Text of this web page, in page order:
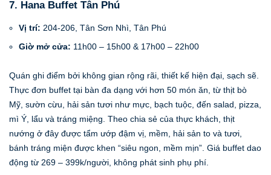
7. Hana Buffet Tân Phú
Vị trí: 204-206, Tân Sơn Nhì, Tân Phú
Giờ mở cửa: 11h00 – 15h00 & 17h00 – 22h00
Quán ghi điểm bởi không gian rộng rãi, thiết kế hiện đại, sạch sẽ.
Thực đơn buffet tại bàn đa dạng với hơn 50 món ăn, từ thịt bò
Mỹ, sườn cừu, hải sản tươi như mực, bạch tuộc, đến salad, pizza,
mì Ý, lẩu và tráng miệng. Theo chia sẻ của thực khách, thịt
nướng ở đây được tẩm ướp đậm vị, mềm, hải sản to và tươi,
bánh tráng miện được khen “siêu ngon, mềm mịn”. Giá buffet dao
động từ 269 – 399k/người, không phát sinh phụ phí.